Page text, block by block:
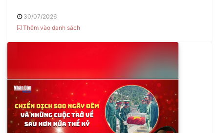
30/07/2026
Thêm vào danh sách